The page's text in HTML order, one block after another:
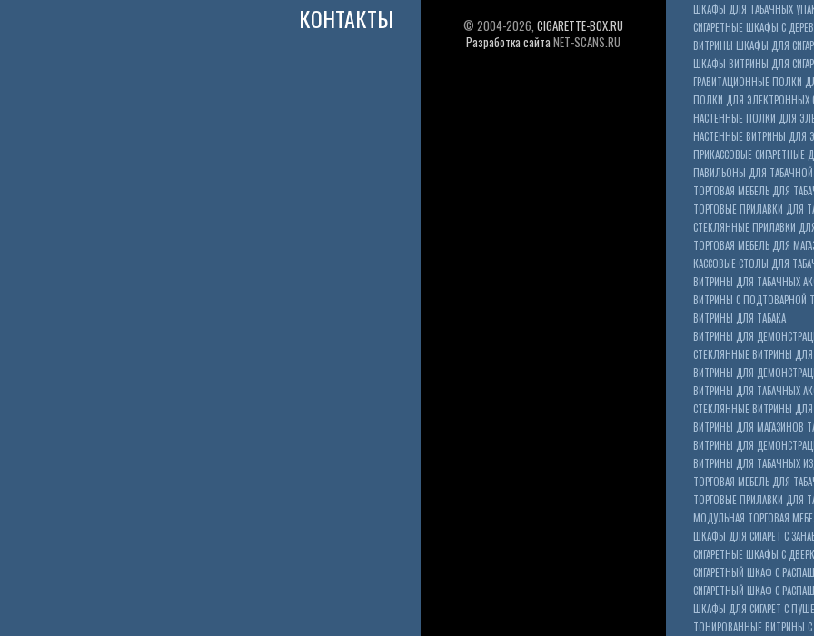
КОНТАКТЫ
© 2004-2026, CIGARETTE-BOX.RU
Разработка сайтаNET-SCANS.RU
ШКАФЫ ДЛЯ ТАБАЧНЫХ
СИГАРЕТНЫЕ ШКАФЫ С
ВИТРИНЫ ШКАФЫ ДЛЯ
ШКАФЫ ВИТРИНЫ ДЛЯ
ГРАВИТАЦИОННЫЕ ПОЛКИ
ПОЛКИ ДЛЯ ЭЛЕКТРОННЫХ
НАСТЕННЫЕ ПОЛКИ ДЛЯ
НАСТЕННЫЕ ВИТРИНЫ ДЛЯ
ПРИКАССОВЫЕ СИГАРЕТНЫЕ
ПАВИЛЬОНЫ ДЛЯ
ТОРГОВАЯ МЕБЕЛЬ ДЛЯ
ТОРГОВЫЕ ПРИЛАВКИ ДЛЯ
СТЕКЛЯННЫЕ ПРИЛАВКИ
ТОРГОВАЯ МЕБЕЛЬ ДЛЯ
КАССОВЫЕ СТОЛЫ ДЛЯ
ВИТРИНЫ ДЛЯ ТАБАЧНЫХ
ВИТРИНЫ С ПОДТОВАРНОЙ
ВИТРИНЫ ДЛЯ ТАБАКА
ВИТРИНЫ ДЛЯ
СТЕКЛЯННЫЕ ВИТРИНЫ ДЛЯ
ВИТРИНЫ ДЛЯ
ВИТРИНЫ ДЛЯ ТАБАЧНЫХ
СТЕКЛЯННЫЕ ВИТРИНЫ ДЛЯ
ВИТРИНЫ ДЛЯ МАГАЗИНОВ
ВИТРИНЫ ДЛЯ
ВИТРИНЫ ДЛЯ ТАБАЧНЫХ
ТОРГОВАЯ МЕБЕЛЬ ДЛЯ
ТОРГОВЫЕ ПРИЛАВКИ ДЛЯ
МОДУЛЬНАЯ ТОРГОВАЯ
ШКАФЫ ДЛЯ СИГАРЕТ С
СИГАРЕТНЫЕ ШКАФЫ С
СИГАРЕТНЫЙ ШКАФ С
СИГАРЕТНЫЙ ШКАФ С
ШКАФЫ ДЛЯ СИГАРЕТ С
ТОНИРОВАННЫЕ ВИТРИНЫ